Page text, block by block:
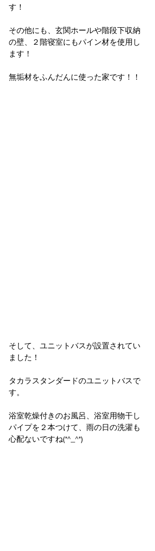
す！
その他にも、玄関ホールや階段下収納
の壁、２階寝室にもパイン材を使用し
ます！
無垢材をふんだんに使った家です！！
そして、ユニットバスが設置されてい
ました！
タカラスタンダードのユニットバスで
す。
浴室乾燥付きのお風呂、浴室用物干し
パイプを２本つけて、雨の日の洗濯も
心配ないですね(*^_^*)